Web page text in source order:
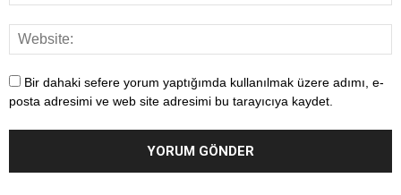
Bir dahaki sefere yorum yaptığımda kullanılmak üzere adımı, e-
posta adresimi ve web site adresimi bu tarayıcıya kaydet.